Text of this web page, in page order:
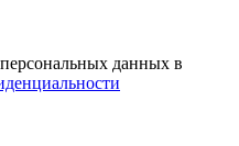
данных в